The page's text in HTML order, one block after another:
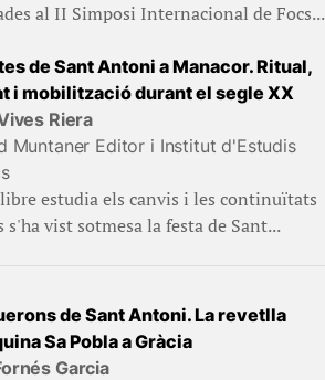
al II Simposi Internacional de Focs...
de Sant Antoni a Manacor. Ritual,
i mobilització durant el segle XX
Riera
Muntaner Editor i Institut d'Estudis
estudia els canvis i les continuïtats
s'ha vist sotmesa la festa de Sant...
de Sant Antoni. La revetlla
Sa Pobla a Gràcia
Garcia